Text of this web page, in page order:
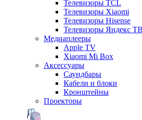
Телевизоры TCL
Телевизоры Xiaomi
Телевизоры Hisense
Телевизоры Яндекс ТВ
Медиаплееры
Apple TV
Xiaomi Mi Box
Аксессуары
Саундбары
Кабели и блоки
Кронштейны
Проекторы